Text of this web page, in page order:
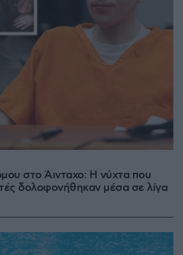
στο Άινταχο: Η νύχτα που
δολοφονήθηκαν μέσα σε λίγα